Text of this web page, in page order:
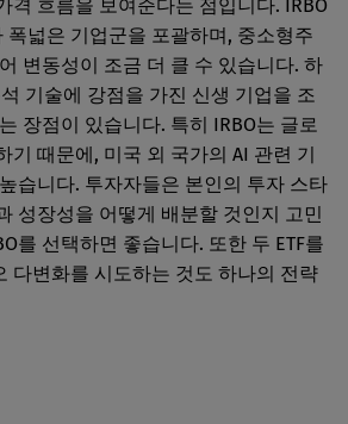
격 흐름을 보여준다는 점입니다. IRBO
폭넓은 기업군을 포괄하며, 중소형주
변동성이 조금 더 클 수 있습니다. 하
기술에 강점을 가진 신생 기업을 조
장점이 있습니다. 특히 IRBO는 글로
기 때문에, 미국 외 국가의 AI 관련 기
습니다. 투자자들은 본인의 투자 스타
성장성을 어떻게 배분할 것인지 고민
를 선택하면 좋습니다. 또한 두 ETF를
다변화를 시도하는 것도 하나의 전략